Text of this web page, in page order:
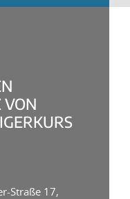
VON
Straße 17,